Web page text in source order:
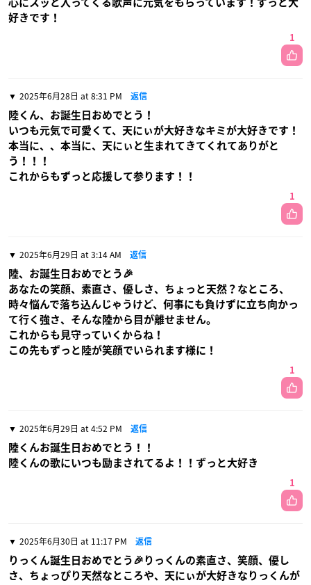
心にスッと入ってくる歌声に元気をもらっています！ずっと大
好きです！
1
2025年6月28日 at 8:31 PM 返信
陸くん、お誕生日おめでとう！
いつも元気で可愛くて、天にぃが大好きなキミが大好きです！
本当に、、本当に、天にぃと生まれてきてくれてありがと
う！！！
これからもずっと応援して参ります！！
1
2025年6月29日 at 3:14 AM 返信
陸、お誕生日おめでとう🎉
あなたの笑顔、素直さ、優しさ、ちょっと天然？なところ、
時々悩んで落ち込んじゃうけど、何事にも負けずに立ち向かっ
て行く強さ、そんな陸から目が離せません。
これからも見守っていくからね！
この先もずっと陸が笑顔でいられます様に！
1
2025年6月29日 at 4:52 PM 返信
陸くんお誕生日おめでとう！！
陸くんの歌にいつも励まされてるよ！！ずっと大好き
1
2025年6月30日 at 11:17 PM 返信
りっくん誕生日おめでとう🎉りっくんの素直さ、笑顔、優し
さ、ちょっぴり天然なところや、天にぃが大好きなりっくんが